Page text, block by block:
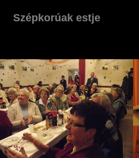
Szépkorúak estje